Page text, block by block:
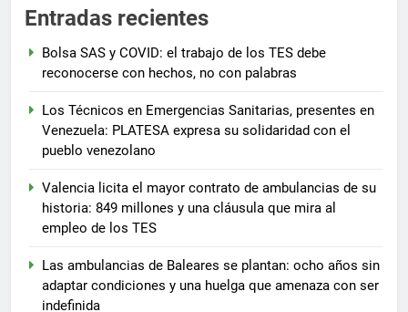
Entradas recientes
Bolsa SAS y COVID: el trabajo de los TES debe
reconocerse con hechos, no con palabras
Los Técnicos en Emergencias Sanitarias, presentes en
Venezuela: PLATESA expresa su solidaridad con el
pueblo venezolano
Valencia licita el mayor contrato de ambulancias de su
historia: 849 millones y una cláusula que mira al
empleo de los TES
Las ambulancias de Baleares se plantan: ocho años sin
adaptar condiciones y una huelga que amenaza con ser
indefinida